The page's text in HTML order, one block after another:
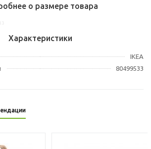
о размере товара
Характеристики
IKEA
80499533